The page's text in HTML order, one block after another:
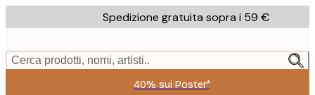
to
content.
Spedizione gratuita sopra i 59 €
Cerca prodotti, nomi, artisti..
40% sui Poster*